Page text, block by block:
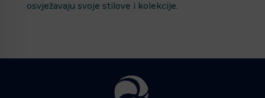
osvježavaju svoje stilove i kolekcije.